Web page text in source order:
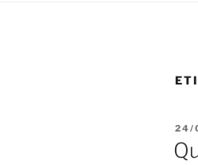
EL
24/